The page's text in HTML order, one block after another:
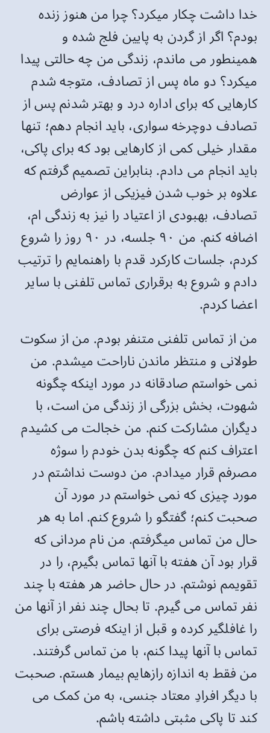
خدا داشت چکار میکرد؟ چرا من هنوز زنده
بودم؟ اگر از گردن به پایین فلج شده و
همینطور می ماندم، زندگی من چه حالتی پیدا
میکرد؟ دو ماه پس از تصادف، متوجه شدم
کارهایی که برای اداره درد و بهتر شدنم پس از
تصادف دوچرخه سواری، باید انجام دهم؛ تنها
مقدار خیلی کمی از کارهایی بود که برای پاکی،
باید انجام می دادم. بنابراین تصمیم گرفتم که
علاوه بر خوب شدن فیزیکی از عوارض
تصادف، بهبودی از اعتیاد را نیز به زندگی ام،
اضافه کنم. من ۹۰ جلسه، در ۹۰ روز را شروع
کردم، جلسات کارکرد قدم با راهنمایم را ترتیب
دادم و شروع به برقراری تماس تلفنی با سایر
اعضا کردم.
من از تماس تلفنی متنفر بودم. من از سکوت
طولانی و منتظر ماندن ناراحت میشدم. من
نمی خواستم صادقانه در مورد اینکه چگونه
شهوت، بخش بزرگی از زندگی من است، با
دیگران مشارکت کنم. من خجالت می کشیدم
اعتراف کنم که چگونه بدن خودم را سوژه
مصرفم قرار میدادم. من دوست نداشتم در
مورد چیزی که نمی خواستم در مورد آن
صحبت کنم؛ گفتگو را شروع کنم. اما به هر
حال من تماس میگرفتم. من نام مردانی که
قرار بود آن هفته با آنها تماس بگیرم، را در
تقویمم نوشتم. در حال حاضر هر هفته با چند
نفر تماس می گیرم. تا بحال چند نفر از آنها من
را غافلگیر کرده و قبل از اینکه فرصتی برای
تماس با آنها پیدا کنم، با من تماس گرفتند.
من فقط به اندازه رازهایم بیمار هستم. صحبت
با دیگر افرادِ معتاد جنسی، به من کمک می
کند تا پاکی مثبتی داشته باشم.